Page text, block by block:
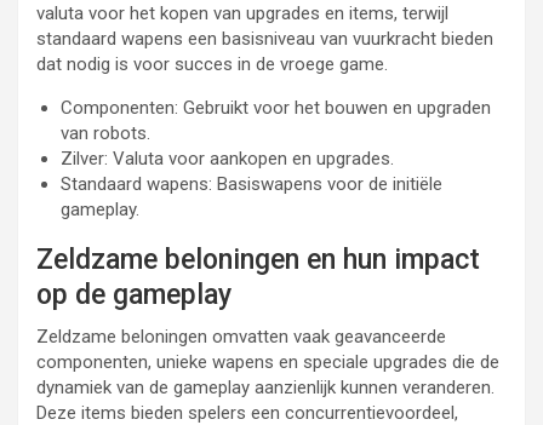
valuta voor het kopen van upgrades en items, terwijl
standaard wapens een basisniveau van vuurkracht bieden
dat nodig is voor succes in de vroege game.
Componenten: Gebruikt voor het bouwen en upgraden
van robots.
Zilver: Valuta voor aankopen en upgrades.
Standaard wapens: Basiswapens voor de initiële
gameplay.
Zeldzame beloningen en hun impact
op de gameplay
Zeldzame beloningen omvatten vaak geavanceerde
componenten, unieke wapens en speciale upgrades die de
dynamiek van de gameplay aanzienlijk kunnen veranderen.
Deze items bieden spelers een concurrentievoordeel,